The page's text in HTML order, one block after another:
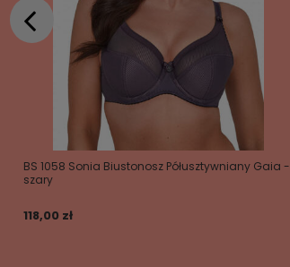
BS 1058 Sonia Biustonosz Półusztywniany Gaia -
szary
118,00 zł